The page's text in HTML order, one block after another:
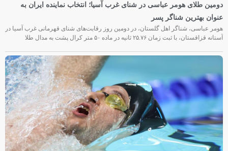
دومین طلای هومر عباسی در شنای غرب آسیا؛ انتخاب نماینده ایران به
عنوان بهترین شناگر پسر
هومر عباسی، شناگر اهل گلستان، در دومین روز رقابت‌های شنای قهرمانی غرب آسیا در
آستانه قزاقستان، با ثبت زمان ۲۵.۷۶ ثانیه در ماده ۵۰ متر کرال پشت به مدال طلا